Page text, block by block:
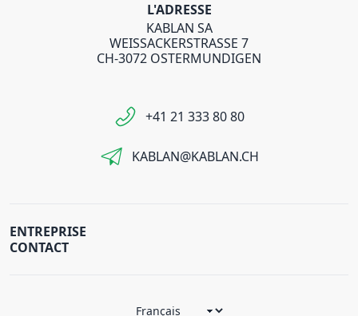
L'ADRESSE
KABLAN SA
WEISSACKERSTRASSE 7
CH-3072 OSTERMUNDIGEN
+41 21 333 80 80
KABLAN@KABLAN.CH
ENTREPRISE
CONTACT